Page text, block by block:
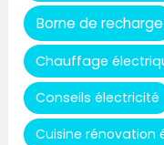
Borne de recharge
Chauffage
Conseils électricité
Cuisine rénovation